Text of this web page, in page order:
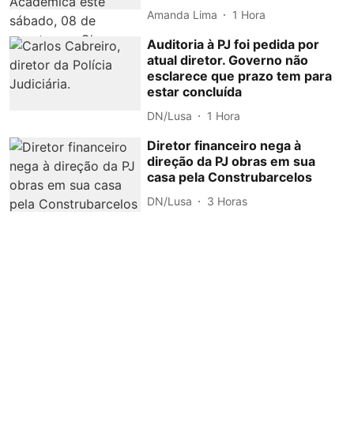
Amanda Lima 1 Hora
Auditoria à PJ foi pedida por
atual diretor. Governo não
esclarece que prazo tem para
estar concluída
DN/Lusa 1 Hora
Diretor financeiro nega à
direção da PJ obras em sua
casa pela Construbarcelos
DN/Lusa 3 Horas